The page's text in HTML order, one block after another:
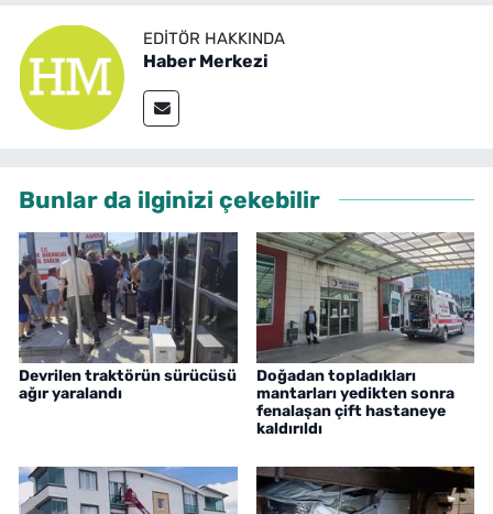
EDITÖR HAKKINDA
Haber Merkezi
Bunlar da ilginizi çekebilir
Devrilen traktörün sürücüsü
ağır yaralandı
Doğadan topladıkları
mantarları yedikten sonra
fenalaşan çift hastaneye
kaldırıldı